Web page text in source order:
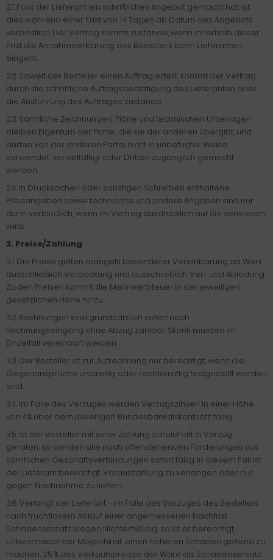
2.1. Falls der Lieferant ein schriftliches Angebot gemacht hat, ist
dies während einer Frist von 14 Tagen ab Datum des Angebots
verbindlich. Der Vertrag kommt zustande, wenn innerhalb dieser
Frist die Annahmeerklärung des Bestellers beim Lieferanten
eingeht.
2.2. Soweit der Besteller einen Auftrag erteilt, kommt der Vertrag
durch die schriftliche Auftragsbestätigung des Lieferanten oder
die Ausführung des Auftrages zustande.
2.3. Sämtliche Zeichnungen, Pläne und technischen Unterlagen
bleiben Eigentum der Partei, die sie der anderen übergibt, und
dürfen von der anderen Partei nicht in unbefugter Weise
vorwendet, vervielfältigt oder Dritten zugänglich gemacht
werden.
2.4. In Drucksachen oder sonstigen Schreiben enthaltene
Preisangaben sowie technische und andere Angaben sind nur
dann verbindlich, wenn im Vertrag ausdrücklich auf Sie verwiesen
wird.
3. Preise/Zahlung
3.1. Die Preise gelten mangels besonderer Vereinbarung ab Werk,
ausschließlich Verpackung und ausschließlich Ver- und Abladung.
Zu den Preisen kommt die Mehrwertsteuer in der jeweiligen
gesetzlichen Höhe hinzu.
3.2. Rechnungen sind grundsätzlich sofort nach
Rechnungseingang ohne Abzug zahlbar. Skonti müssen im
Einzelfall vereinbart werden.
3.3. Der Besteller ist zur Aufrechnung nur berechtigt, wenn die
Gegenansprüche unstreitig oder rechtskräftig festgestellt worden
sind.
3.4. Im Falle des Verzuges werden Verzugszinsen in einer Höhe
von 4% über dem jeweiligen Bundesbankdiskontsatz fällig.
3.5. Ist der Besteller mit einer Zahlung schuldhaft in Verzug
geraten, so werden alle noch offenstehenden Forderungen aus
sämtlichen Geschäftsverbindungen sofort fällig. In diesem Fall ist
der Lieferant berechtigt, Vorauszahlung zu verlangen oder nur
gegen Nachnahme zu liefern.
3.6. Verlangt der Lieferant - im Falle des Verzuges des Bestellers
nach fruchtlosem Ablauf einer angemessenen Nachfrist
Schadensersatz wegen Nichterfüllung, so ist er berechtigt,
unbeschadet der Möglichkeit, einen höheren Schaden geltend zu
machen, 25 % des Verkaufspreises der Ware als Schadensersatz